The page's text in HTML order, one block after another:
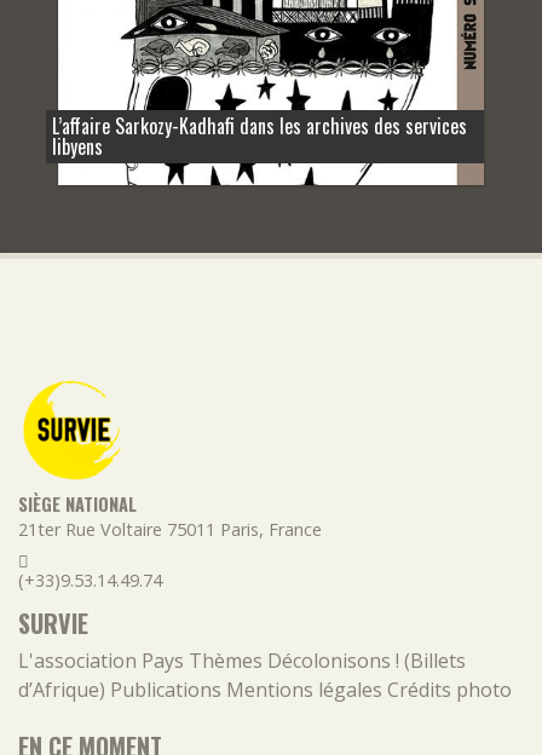
L’affaire Sarkozy-Kadhafi dans les archives des services
libyens
SIÈGE NATIONAL
21ter Rue Voltaire 75011 Paris, France
(+33)9.53.14.49.74
SURVIE
L'association Pays Thèmes Décolonisons ! (Billets
d’Afrique) Publications Mentions légales Crédits photo
EN CE MOMENT